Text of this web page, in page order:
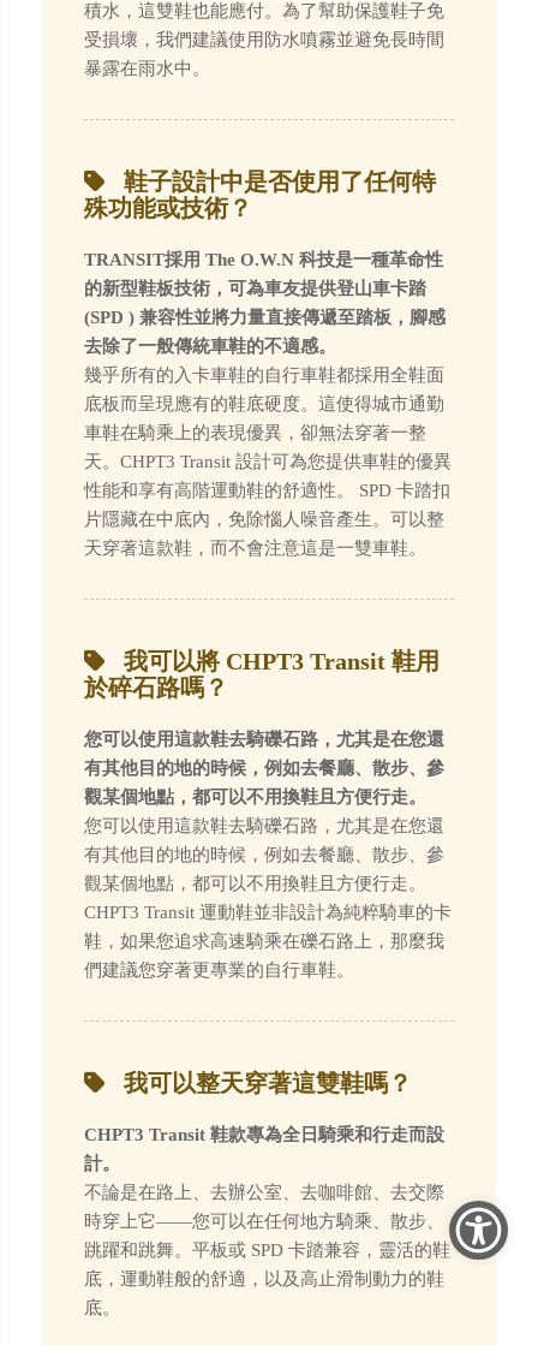
積水，這雙鞋也能應付。為了幫助保護鞋子免
受損壞，我們建議使用防水噴霧並避免長時間
暴露在雨水中。
鞋子設計中是否使用了任何特
殊功能或技術？
TRANSIT採用 The O.W.N 科技是一種革命性
的新型鞋板技術，可為車友提供登山車卡踏
(SPD ) 兼容性並將力量直接傳遞至踏板，腳感
去除了一般傳統車鞋的不適感。
幾乎所有的入卡車鞋的自行車鞋都採用全鞋面
底板而呈現應有的鞋底硬度。這使得城市通勤
車鞋在騎乘上的表現優異，卻無法穿著一整
天。CHPT3 Transit 設計可為您提供車鞋的優異
性能和享有高階運動鞋的舒適性。 SPD 卡踏扣
片隱藏在中底內，免除惱人噪音產生。可以整
天穿著這款鞋，而不會注意這是一雙車鞋。
我可以將 CHPT3 Transit 鞋用
於碎石路嗎？
您可以使用這款鞋去騎礫石路，尤其是在您還
有其他目的地的時候，例如去餐廳、散步、參
觀某個地點，都可以不用換鞋且方便行走。
您可以使用這款鞋去騎礫石路，尤其是在您還
有其他目的地的時候，例如去餐廳、散步、參
觀某個地點，都可以不用換鞋且方便行走。
CHPT3 Transit 運動鞋並非設計為純粹騎車的卡
鞋，如果您追求高速騎乘在礫石路上，那麼我
們建議您穿著更專業的自行車鞋。
我可以整天穿著這雙鞋嗎？
CHPT3 Transit 鞋款專為全日騎乘和行走而設
計。
不論是在路上、去辦公室、去咖啡館、去交際
時穿上它——您可以在任何地方騎乘、散步、
跳躍和跳舞。平板或 SPD 卡踏兼容，靈活的鞋
底，運動鞋般的舒適，以及高止滑制動力的鞋
底。